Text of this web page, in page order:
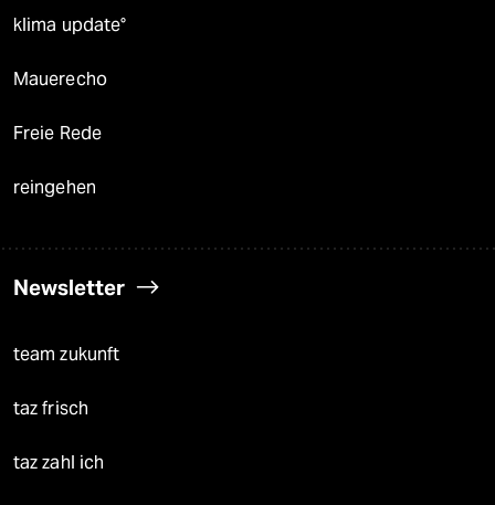
klima update°
Mauerecho
Freie Rede
reingehen
Newsletter
team zukunft
taz frisch
taz zahl ich